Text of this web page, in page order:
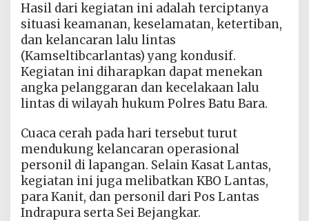
Hasil dari kegiatan ini adalah terciptanya
situasi keamanan, keselamatan, ketertiban,
dan kelancaran lalu lintas
(Kamseltibcarlantas) yang kondusif.
Kegiatan ini diharapkan dapat menekan
angka pelanggaran dan kecelakaan lalu
lintas di wilayah hukum Polres Batu Bara.
Cuaca cerah pada hari tersebut turut
mendukung kelancaran operasional
personil di lapangan. Selain Kasat Lantas,
kegiatan ini juga melibatkan KBO Lantas,
para Kanit, dan personil dari Pos Lantas
Indrapura serta Sei Bejangkar.